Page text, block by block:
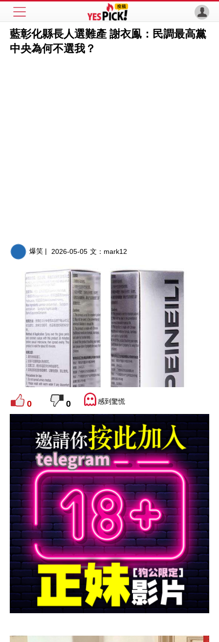
藍彰化縣長人選難產 謝衣鳯：民調最高黨
中央為何不選我？
爆笑 | 2026-05-05 文： mark12
0 0 感到驚慌